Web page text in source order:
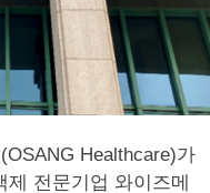
Healthcare)가
제 전문기업 와이즈메